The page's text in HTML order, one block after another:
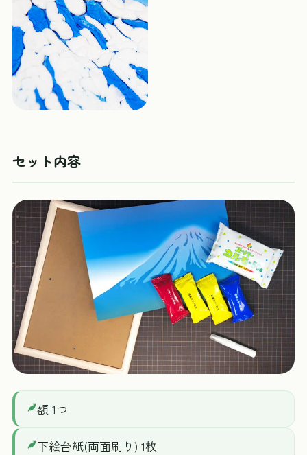
セット内容
額 1つ
下絵台紙(両面刷り) 1枚